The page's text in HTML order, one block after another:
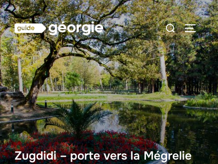
Aller
au
contenu
Rechercher :
Zugdidi – porte vers la Mégrelie